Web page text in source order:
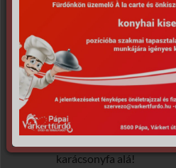
ajándék egy fürdőbe,
Lepje meg barátját,
családtagjait fürdő- vagy
masszázsutalvánnyal,
ajándék lehet a fa alatt.
legszebb ajándék,
karácsonyfa alá!